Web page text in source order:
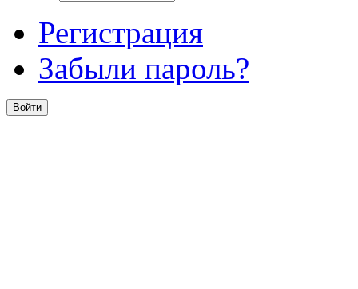
Регистрация
Забыли пароль?